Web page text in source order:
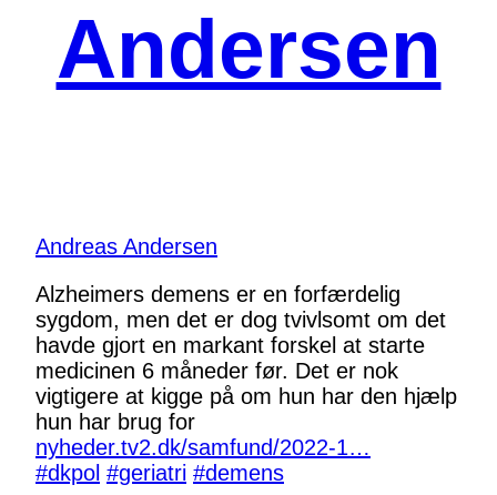
Andersen
Andreas Andersen
Alzheimers demens er en forfærdelig
sygdom, men det er dog tvivlsomt om det
havde gjort en markant forskel at starte
medicinen 6 måneder før. Det er nok
vigtigere at kigge på om hun har den hjælp
hun har brug for
nyheder.tv2.dk/samfund/2022-1…
#dkpol #geriatri #demens